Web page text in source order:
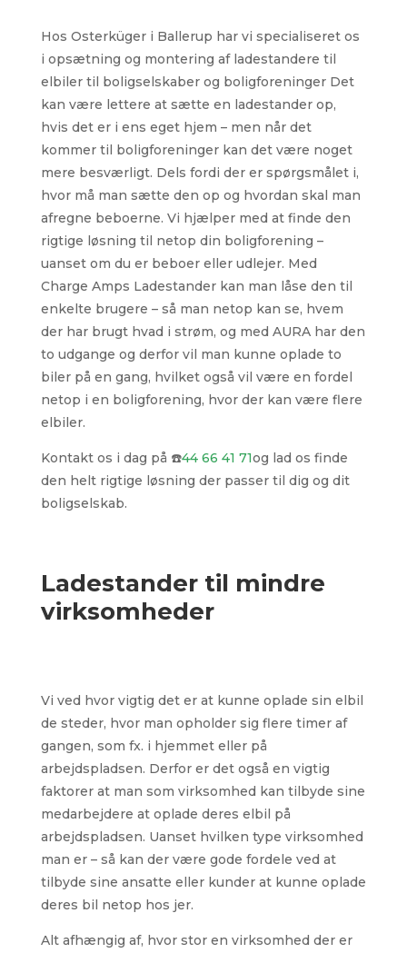
Hos Osterküger i Ballerup har vi specialiseret os
i opsætning og montering af ladestandere til
elbiler til boligselskaber og boligforeninger Det
kan være lettere at sætte en ladestander op,
hvis det er i ens eget hjem – men når det
kommer til boligforeninger kan det være noget
mere besværligt. Dels fordi der er spørgsmålet i,
hvor må man sætte den op og hvordan skal man
afregne beboerne. Vi hjælper med at finde den
rigtige løsning til netop din boligforening –
uanset om du er beboer eller udlejer. Med
Charge Amps Ladestander kan man låse den til
enkelte brugere – så man netop kan se, hvem
der har brugt hvad i strøm, og med AURA har den
to udgange og derfor vil man kunne oplade to
biler på en gang, hvilket også vil være en fordel
netop i en boligforening, hvor der kan være flere
elbiler.
Kontakt os i dag på ☎️44 66 41 71og lad os finde
den helt rigtige løsning der passer til dig og dit
boligselskab.
Ladestander til mindre
virksomheder
Vi ved hvor vigtig det er at kunne oplade sin elbil
de steder, hvor man opholder sig flere timer af
gangen, som fx. i hjemmet eller på
arbejdspladsen. Derfor er det også en vigtig
faktorer at man som virksomhed kan tilbyde sine
medarbejdere at oplade deres elbil på
arbejdspladsen. Uanset hvilken type virksomhed
man er – så kan der være gode fordele ved at
tilbyde sine ansatte eller kunder at kunne oplade
deres bil netop hos jer.
Alt afhængig af, hvor stor en virksomhed der er